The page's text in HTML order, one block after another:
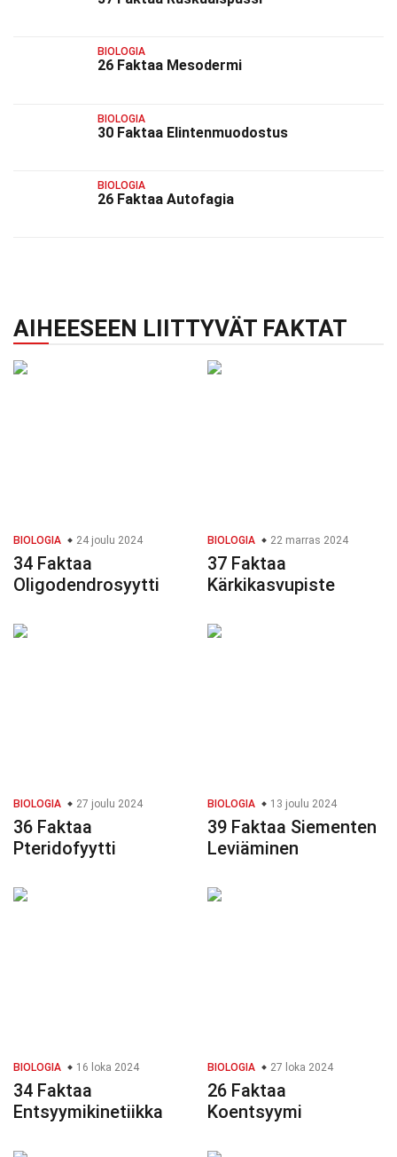
BIOLOGIA
26 Faktaa Mesodermi
BIOLOGIA
30 Faktaa Elintenmuodostus
BIOLOGIA
26 Faktaa Autofagia
AIHEESEEN LIITTYVÄT FAKTAT
BIOLOGIA 24 joulu 2024
34 Faktaa
Oligodendrosyytti
BIOLOGIA 22 marras 2024
37 Faktaa
Kärkikasvupiste
BIOLOGIA 27 joulu 2024
36 Faktaa
Pteridofyytti
BIOLOGIA 13 joulu 2024
39 Faktaa Siementen
Leviäminen
BIOLOGIA 16 loka 2024
34 Faktaa
Entsyymikinetiikka
BIOLOGIA 27 loka 2024
26 Faktaa
Koentsyymi